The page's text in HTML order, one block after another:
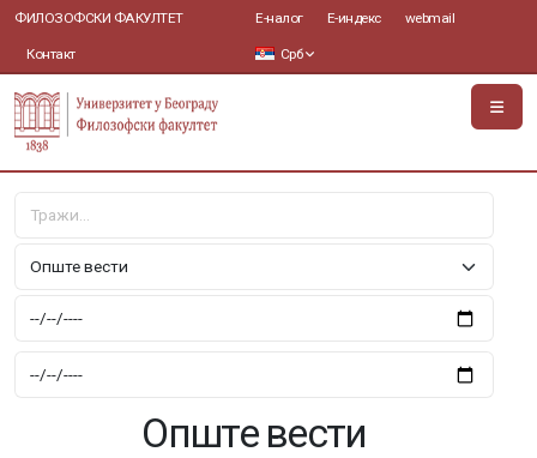
ФИЛОЗОФСКИ ФАКУЛТЕТ
Контакт
Е-налог Е-индекс webmail
Срб
Опште вести